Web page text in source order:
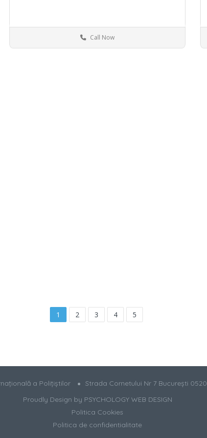
Call Now
1 2 3 4 5
a Polițiștilor Strada Cornetului Nr 7 București
Proudly Design by PSYCHOLOGY WEB DESIGN
Politica Cookies
Politica de confidentialitate